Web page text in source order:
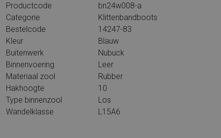
Productcode
bn24w008-a
Categorie
Klittenbandboots
Bestelcode
14247-83
Kleur
Blauw
Buitenwerk
Nubuck
Binnenvoering
Leer
Materiaal zool
Rubber
Hakhoogte
10
Type binnenzool
Los
Wandelklasse
L15A6